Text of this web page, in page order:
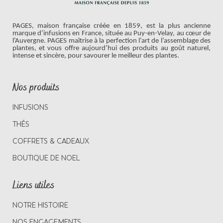
PAGES, maison française créée en 1859, est la plus ancienne
marque d’infusions en France, située au Puy-en-Velay, au cœur de
l’Auvergne. PAGES maîtrise à la perfection l’art de l’assemblage des
plantes, et vous offre aujourd’hui des produits au goût naturel,
intense et sincère, pour savourer le meilleur des plantes.
Nos produits
INFUSIONS
THÉS
COFFRETS & CADEAUX
BOUTIQUE DE NOEL
Liens utiles
NOTRE HISTOIRE